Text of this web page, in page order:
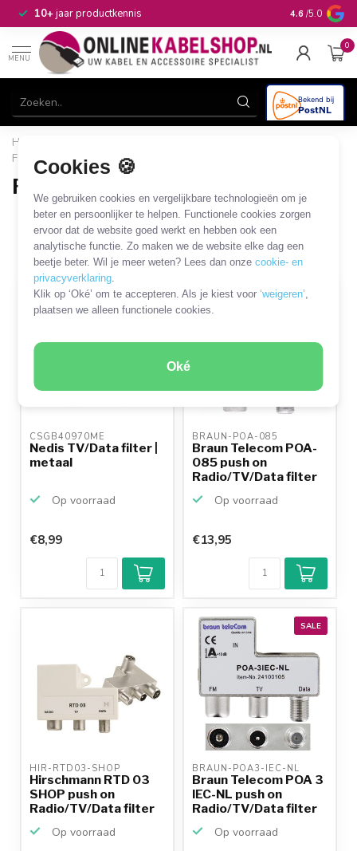
Cookies 🍪
We gebruiken cookies en vergelijkbare technologieën om je
beter en persoonlijker te helpen. Functionele cookies zorgen
ervoor dat de website goed werkt en hebben ook een
analytische functie. Zo maken we de website elke dag een
beetje beter. Wil je meer weten? Lees dan onzecookie- en
privacyverklaring.
Klik op ‘Oké’ om te accepteren. Als je kiest voor‘weigeren’,
plaatsen we alleen functionele cookies.
Oké
10+jaar productkennis 4.6 /5.0
MENU
0
Home
Filters
Radio-TV/Data filter
Radio-TV/Data filter
4 PRODUCTEN
Filters SORTEER OP
CSGB40970ME
Nedis TV/Data filter |
metaal
Op voorraad
€8,99
SALE
BRAUN-POA-085
Braun Telecom POA-
085 push on
Radio/TV/Data filter
Op voorraad
€13,95
HIR-RTD03-SHOP
Hirschmann RTD 03
SHOP push on
Radio/TV/Data filter
Op voorraad
SALE
BRAUN-POA3-IEC-NL
Braun Telecom POA 3
IEC-NL push on
Radio/TV/Data filter
Op voorraad